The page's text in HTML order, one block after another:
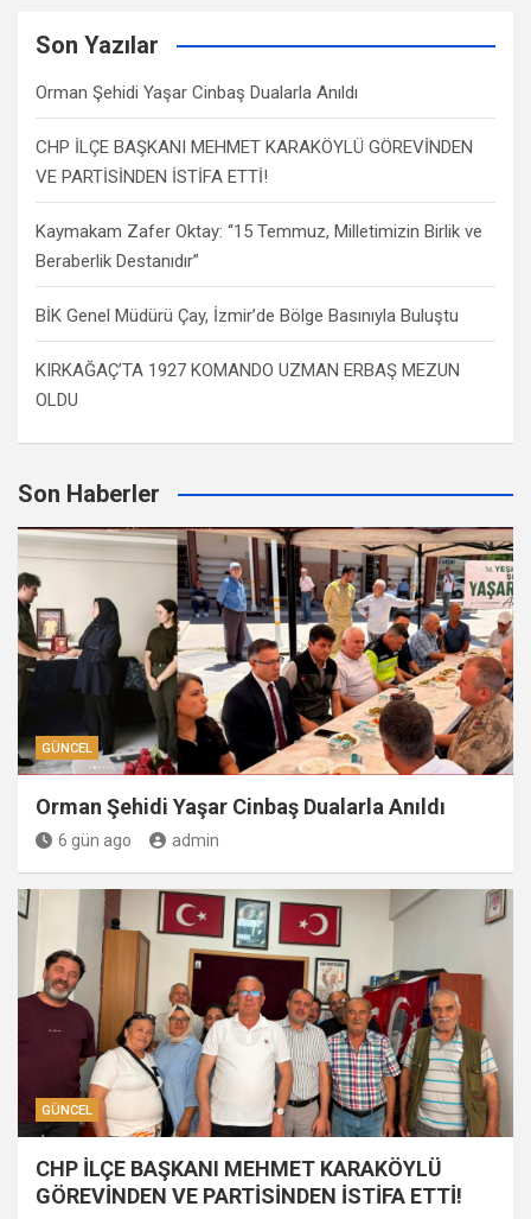
Son Yazılar
Orman Şehidi Yaşar Cinbaş Dualarla Anıldı
CHP İLÇE BAŞKANI MEHMET KARAKÖYLÜ GÖREVİNDEN
VE PARTİSİNDEN İSTİFA ETTİ!
Kaymakam Zafer Oktay: “15 Temmuz, Milletimizin Birlik ve
Beraberlik Destanıdır”
BİK Genel Müdürü Çay, İzmir’de Bölge Basınıyla Buluştu
KIRKAĞAÇ’TA 1927 KOMANDO UZMAN ERBAŞ MEZUN
OLDU
Son Haberler
GÜNCEL
Orman Şehidi Yaşar Cinbaş Dualarla Anıldı
6 gün ago admin
GÜNCEL
CHP İLÇE BAŞKANI MEHMET KARAKÖYLÜ
GÖREVİNDEN VE PARTİSİNDEN İSTİFA ETTİ!